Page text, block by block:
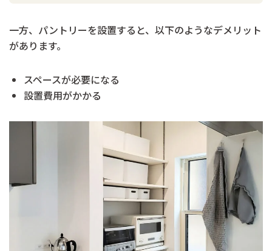
一方、パントリーを設置すると、以下のようなデメリット
があります。
スペースが必要になる
設置費用がかかる